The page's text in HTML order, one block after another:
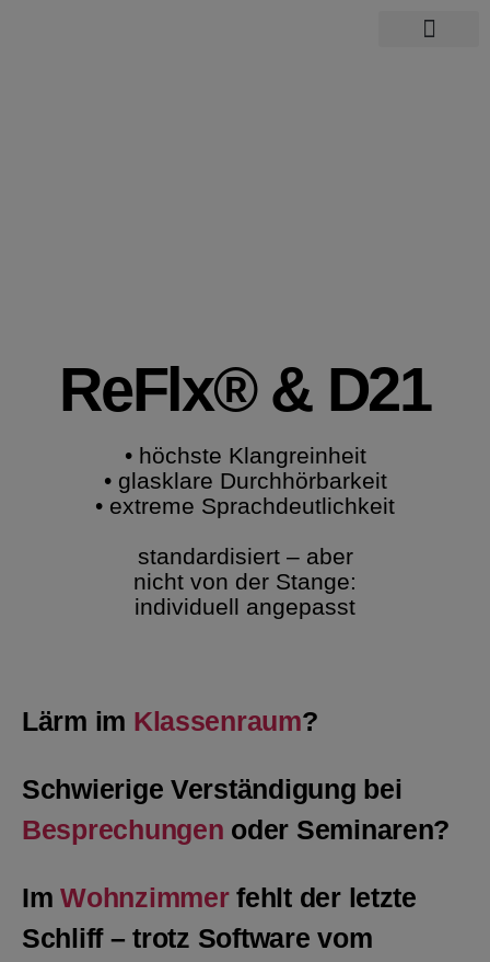
ReFlx® & D21
• höchste Klangreinheit
• glasklare Durchhörbarkeit
• extreme Sprachdeutlichkeit
standardisiert – aber
nicht von der Stange:
individuell angepasst
Lärm im Klassenraum?
Schwierige Verständigung bei
Besprechungen oder Seminaren?
ImWohnzimmerfehlt der letzte
Schliff – trotz Software vom